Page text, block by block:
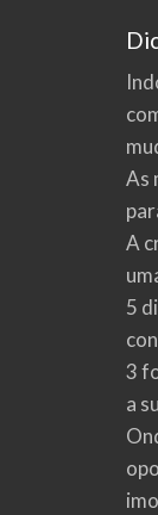
As
A
5
3
a